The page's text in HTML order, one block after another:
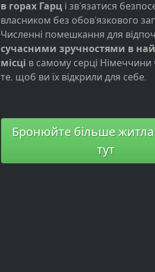
в горах Гарц і зв'язатися
власником без обов'язкового
Численні помешкання для
сучасними зручностями в
місці в самому серці Німеччини
те, щоб ви їх відкрили для себе.
Бронюйте більше
тут